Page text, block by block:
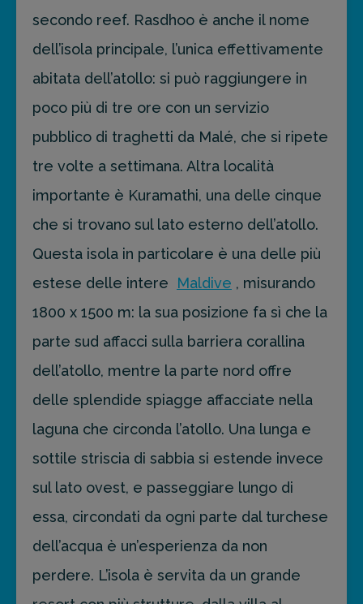
secondo reef. Rasdhoo è anche il nome
dell’isola principale, l’unica effettivamente
abitata dell’atollo: si può raggiungere in
poco più di tre ore con un servizio
pubblico di traghetti da Malé, che si ripete
tre volte a settimana. Altra località
importante è Kuramathi, una delle cinque
che si trovano sul lato esterno dell’atollo.
Questa isola in particolare è una delle più
estese delle intere
Maldive , misurando
1800 x 1500 m: la sua posizione fa sì che la
parte sud affacci sulla barriera corallina
dell’atollo, mentre la parte nord offre
delle splendide spiagge affacciate nella
laguna che circonda l’atollo. Una lunga e
sottile striscia di sabbia si estende invece
sul lato ovest, e passeggiare lungo di
essa, circondati da ogni parte dal turchese
dell’acqua è un’esperienza da non
perdere. L’isola è servita da un grande